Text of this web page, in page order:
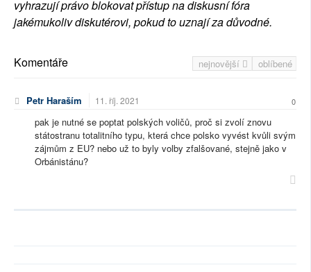
vyhrazují právo blokovat přístup na diskusní fóra
jakémukoliv diskutérovi, pokud to uznají za důvodné.
nejnovější oblíbené
Komentáře
Petr Haraším 11. říj. 2021 0
pak je nutné se poptat polských voličů, proč si zvolí znovu
státostranu totalitního typu, která chce polsko vyvést kvůli svým
zájmům z EU? nebo už to byly volby zfalšované, stejně jako v
Orbánistánu?